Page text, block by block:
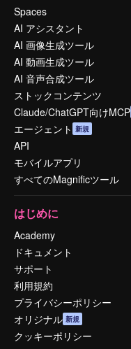
Spaces
AI アシスタント
AI 画像生成ツール
AI 動画生成ツール
AI 音声合成ツール
ストックコンテンツ
Claude/ChatGPT向けMCP
エージェント 新規
API
モバイルアプリ
すべてのMagnificツール
はじめに
Academy
ドキュメント
サポート
利用規約
プライバシーポリシー
オリジナル 新規
クッキーポリシー